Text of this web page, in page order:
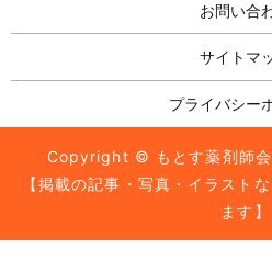
お問い合
サイトマ
プライバシー
Copyright © もとす薬剤師
【掲載の記事・写真・イラスト
ます】